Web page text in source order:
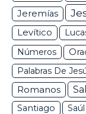
Jeremías
Levítico
Números
Palabras De
Romanos
Santiago
Saúl